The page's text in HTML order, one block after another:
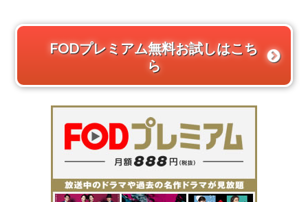
FODプレミアム無料お試しはこち
ら